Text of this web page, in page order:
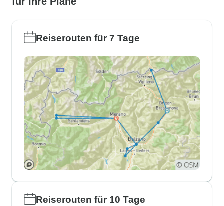
Reiserouten für 7 Tage
Reiserouten für 10 Tage